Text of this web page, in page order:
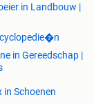
in Landbouw |
in Gereedschap |
in Schoenen